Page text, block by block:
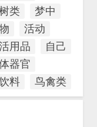
类
梦中
活动
用品
自己
器官
料 鸟禽类